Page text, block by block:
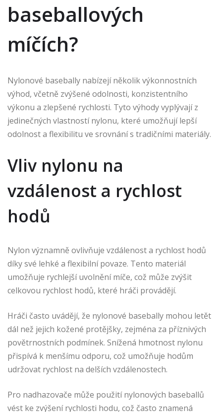
baseballových
míčích?
Nylonové basebally nabízejí několik výkonnostních
výhod, včetně zvýšené odolnosti, konzistentního
výkonu a zlepšené rychlosti. Tyto výhody vyplývají z
jedinečných vlastností nylonu, které umožňují lepší
odolnost a flexibilitu ve srovnání s tradičními materiály.
Vliv nylonu na
vzdálenost a rychlost
hodů
Nylon významně ovlivňuje vzdálenost a rychlost hodů
díky své lehké a flexibilní povaze. Tento materiál
umožňuje rychlejší uvolnění míče, což může zvýšit
celkovou rychlost hodů, které hráči provádějí.
Hráči často uvádějí, že nylonové basebally mohou letět
dál než jejich kožené protějšky, zejména za příznivých
povětrnostních podmínek. Snížená hmotnost nylonu
přispívá k menšímu odporu, což umožňuje hodům
udržovat rychlost na delších vzdálenostech.
Pro nadhazovače může použití nylonových baseballů
vést ke zvýšení rychlosti hodu, což často znamená